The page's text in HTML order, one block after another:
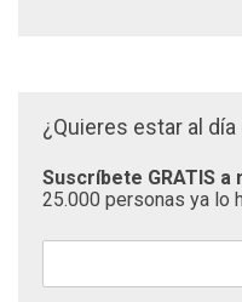
¿Quieres estar al
Suscríbete GRATIS
25.000 personas ya lo